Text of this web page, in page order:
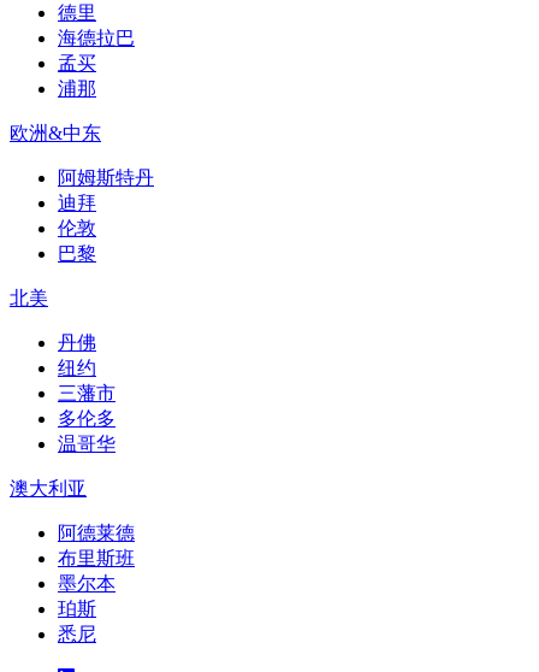
德里
海德拉巴
孟买
浦那
欧洲&中东
阿姆斯特丹
迪拜
伦敦
巴黎
北美
丹佛
纽约
三藩市
多伦多
温哥华
澳大利亚
阿德莱德
布里斯班
墨尔本
珀斯
悉尼